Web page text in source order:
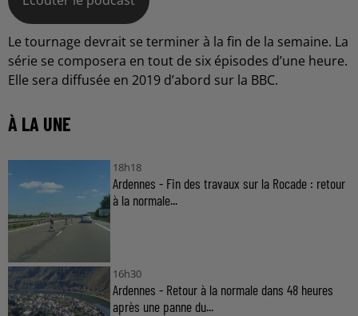
Le tournage devrait se terminer à la fin de la semaine. La
série se composera en tout de six épisodes d’une heure.
Elle sera diffusée en 2019 d’abord sur la BBC.
À LA UNE
18h18
Ardennes - Fin des travaux sur la Rocade : retour
à la normale...
16h30
Ardennes - Retour à la normale dans 48 heures
après une panne du...